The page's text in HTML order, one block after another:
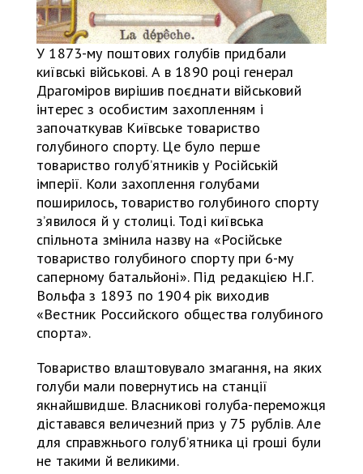
У 1873-му поштових голубів придбали
київські військові. А в 1890 році генерал
Драгоміров вирішив поєднати військовий
інтерес з особистим захопленням і
започаткував Київське товариство
голубиного спорту. Це було перше
товариство голуб’ятників у Російській
імперії. Коли захоплення голубами
поширилось, товариство голубиного спорту
з’явилося й у столиці. Тоді київська
спільнота змінила назву на «Російське
товариство голубиного спорту при 6-му
саперному батальйоні». Під редакцією Н.Г.
Вольфа з 1893 по 1904 рік виходив
«Вестник Российского общества голубиного
спорта».
Товариство влаштовувало змагання, на яких
голуби мали повернутись на станції
якнайшвидше. Власникові голуба-переможця
діставався величезний приз у 75 рублів. Але
для справжнього голуб’ятника ці гроші були
не такими й великими.